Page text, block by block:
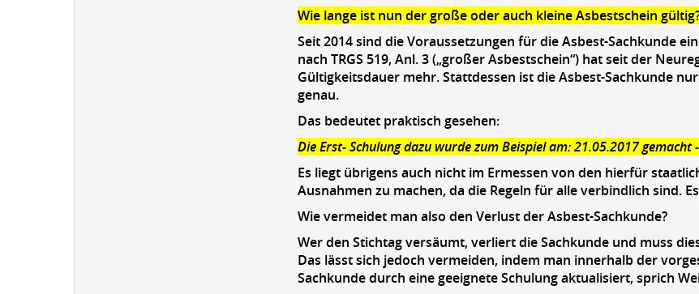
Wie lange ist nun der große oder auch kleine Asbestschein
Seit 2014 sind die Voraussetzungen für die Asbest-Sachkunde
nach TRGS 519, Anl. 3 („großer Asbestschein“) hat seit der
Gültigkeitsdauer mehr. Stattdessen ist die Asbest-Sachkunde
genau.
Das bedeutet praktisch gesehen:
Die Erst- Schulung dazu wurde zum Beispiel am: 21.05.2017
Es liegt übrigens auch nicht im Ermessen von den hierfür
Ausnahmen zu machen, da die Regeln für alle verbindlich sind.
Wie vermeidet man also den Verlust der Asbest-Sachkunde?
Wer den Stichtag versäumt, verliert die Sachkunde und muss
Das lässt sich jedoch vermeiden, indem man innerhalb der
Sachkunde durch eine geeignete Schulung aktualisiert, sprich